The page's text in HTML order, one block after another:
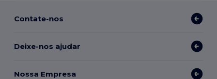
Contate-nos
Deixe-nos ajudar
Nossa Empresa